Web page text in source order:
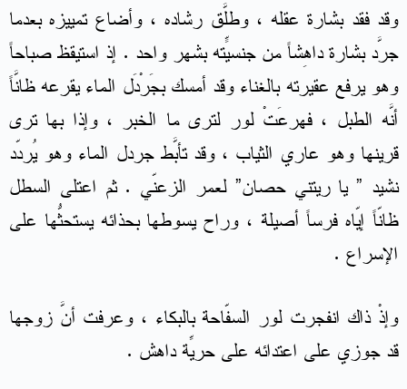
وقد فقد بشارة عقله ، وطلّقَ رشاده ، وأضاع تمييزه بعدما
جرَّد بشارة داهِشاً من جنسيّته بشهرٍ واحد . إذ استيقظ صباحاً
وهو يرفع عقيرته بالغناء وقد أمسك بجَرْدَل الماء يقرعه ظانَّاً
أنَّه الطبل ، فهرعَتْ لور لترى ما الخبر ، وإذا بها ترى
قرينها وهو عاري الثياب ، وقد تأبَّط جردل الماء وهو يُردّد
نشيد ” يا ريتني حصان” لعمر الزعنّي . ثم اعتلى السطل
ظانّاً إيّاه فرساً أصيلة ، وراح يسوطها بحذائه يستحثُّها على
الإسراع .
وإذْ ذاك انفجرت لور السفّاحة بالبكاء ، وعرفت أنَّ زوجها
قد جوزي على اعتدائه على حريّة داهِش .